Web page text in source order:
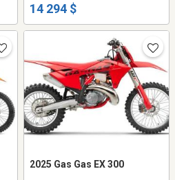
14 294 $
2025 Gas Gas EX 300